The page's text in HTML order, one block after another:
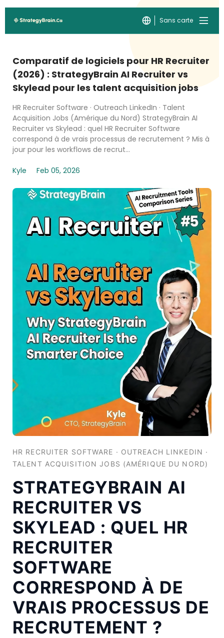
Sans carte
Comparatif de logiciels pour HR Recruiter
(2026) : StrategyBrain AI Recruiter vs
Skylead pour les talent acquisition jobs
HR Recruiter Software · Outreach LinkedIn · Talent
Acquisition Jobs (Amérique du Nord) StrategyBrain AI
Recruiter vs Skylead : quel HR Recruiter Software
correspond à de vrais processus de recrutement ? Mis à
jour pour les workflows de recrut...
Kyle Feb 05, 2026
HR RECRUITER SOFTWARE · OUTREACH LINKEDIN ·
TALENT ACQUISITION JOBS (AMÉRIQUE DU NORD)
STRATEGYBRAIN AI
RECRUITER VS
SKYLEAD : QUEL HR
RECRUITER
SOFTWARE
CORRESPOND À DE
VRAIS PROCESSUS DE
RECRUTEMENT ?